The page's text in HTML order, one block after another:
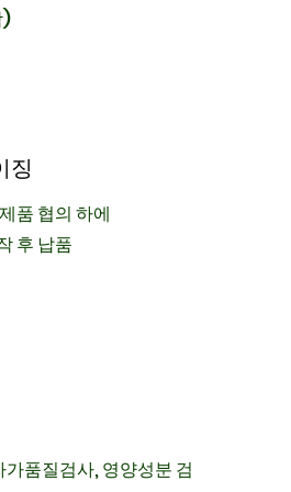
)
징
품 협의 하에
후 납품
품질검사, 영양성분 검